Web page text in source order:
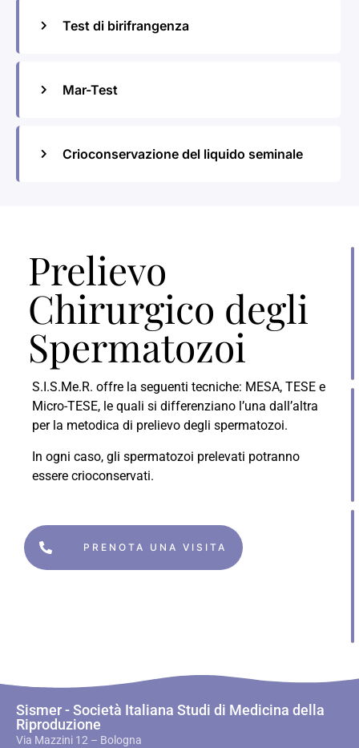
Test di birifrangenza
Mar-Test
Crioconservazione del liquido seminale
Prelievo
Chirurgico degli
Spermatozoi
S.I.S.Me.R. offre la seguenti tecniche: MESA, TESE e
Micro-TESE, le quali si differenziano l’una dall’altra
per la metodica di prelievo degli spermatozoi.
In ogni caso, gli spermatozoi prelevati potranno
essere crioconservati.
PRENOTA UNA VISITA
Sismer - Società Italiana Studi di Medicina della
Riproduzione
Via Mazzini 12 – Bologna